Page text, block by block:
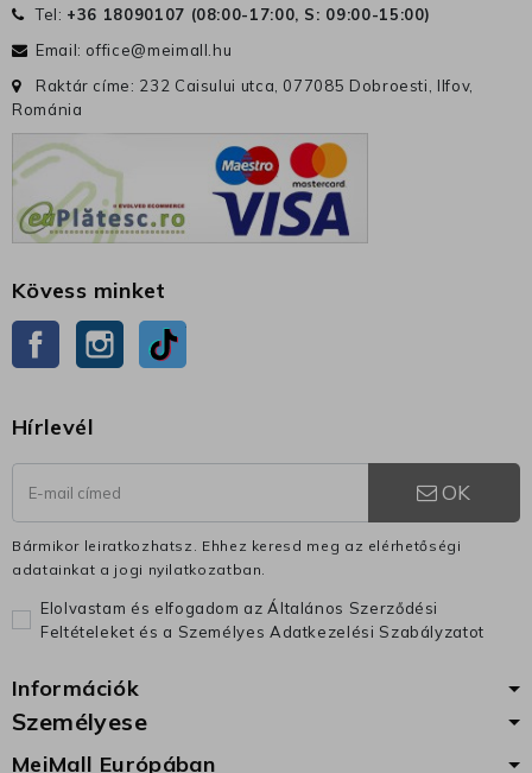
Tel: +36 18090107 (08:00-17:00, S: 09:00-15:00)
Email: office@meimall.hu
Raktár címe: 232 Caisului utca, 077085 Dobroesti, Ilfov,
Románia
Kövess minket
Facebook Instagram
Hírlevél
OK
Bármikor leiratkozhatsz. Ehhez keresd meg az elérhetőségi
adatainkat a jogi nyilatkozatban.
Elolvastam és elfogadom az Általános Szerződési
Feltételeket és a Személyes Adatkezelési Szabályzatot
Információk
Személyese
MeiMall Európában